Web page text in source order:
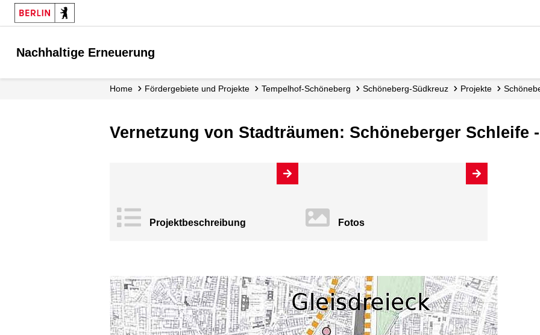
Nachhaltige Erneuerung
Home Fördergebiete und Projekte Tempelhof-Schöneberg Schöneberg-Südkreuz Projekte
Vernetzung von Stadträumen: Schöneberger Schleife
Projekt­beschreibung Fotos